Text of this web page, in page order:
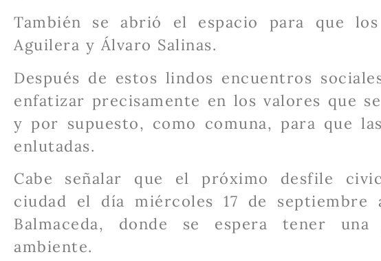
También se abrió el espacio para que los
Aguilera y Álvaro Salinas.
Después de estos lindos encuentros
enfatizar precisamente en los valores que
y por supuesto, como comuna, para que
enlutadas.
Cabe señalar que el próximo desfile
ciudad el día miércoles 17 de septiembre
Balmaceda, donde se espera tener
ambiente.